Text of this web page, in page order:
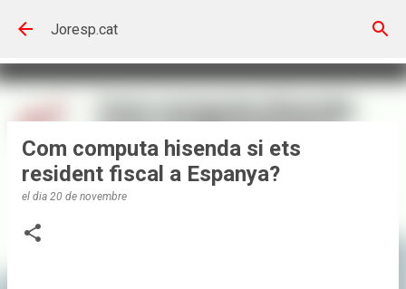
Joresp.cat
Com computa hisenda si ets
resident fiscal a Espanya?
el dia 20 de novembre